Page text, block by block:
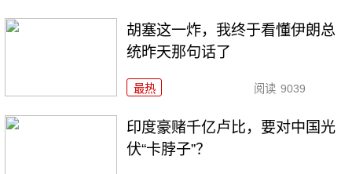
胡塞这一炸，我终于看懂伊朗总
统昨天那句话了
最热 阅读 9039
印度豪赌千亿卢比，要对中国光
伏“卡脖子”？